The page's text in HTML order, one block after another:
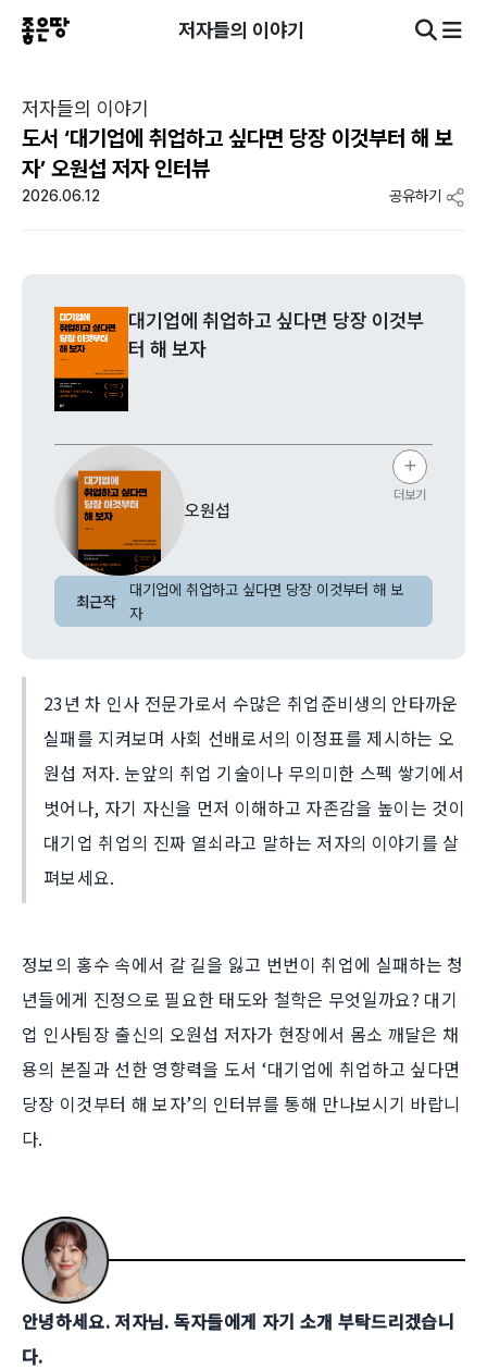
저자들의 이야기
저자들의 이야기
도서 ‘대기업에 취업하고 싶다면 당장 이것부터 해 보
자’ 오원섭 저자 인터뷰
2026.06.12 공유하기
대기업에 취업하고 싶다면 당장 이것부
터 해 보자
오원섭
더보기
최근작
대기업에 취업하고 싶다면 당장 이것부터 해 보
자
23년 차 인사 전문가로서 수많은 취업준비생의 안타까운
실패를 지켜보며 사회 선배로서의 이정표를 제시하는 오
원섭 저자. 눈앞의 취업 기술이나 무의미한 스펙 쌓기에서
벗어나, 자기 자신을 먼저 이해하고 자존감을 높이는 것이
대기업 취업의 진짜 열쇠라고 말하는 저자의 이야기를 살
펴보세요.
정보의 홍수 속에서 갈 길을 잃고 번번이 취업에 실패하는 청
년들에게 진정으로 필요한 태도와 철학은 무엇일까요? 대기
업 인사팀장 출신의 오원섭 저자가 현장에서 몸소 깨달은 채
용의 본질과 선한 영향력을 도서 ‘대기업에 취업하고 싶다면
당장 이것부터 해 보자’의 인터뷰를 통해 만나보시기 바랍니
다.
안녕하세요. 저자님. 독자들에게 자기 소개 부탁드리겠습니
다.